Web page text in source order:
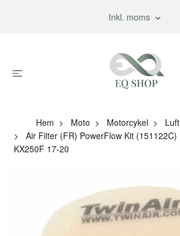
Inkl. moms
Hem Moto Motorcykel
Air Filter (FR) PowerFlow Kit (151122C)
KX250F 17-20